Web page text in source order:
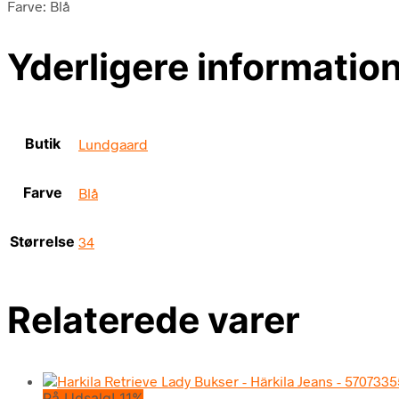
Farve: Blå
Yderligere
Butik Lundgaard
Farve Blå
Størrelse 34
Relaterede varer